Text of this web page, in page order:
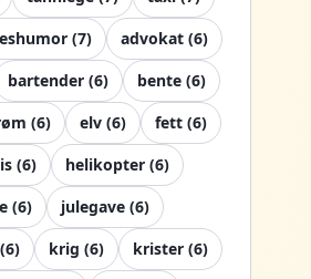
(7) advokat (6)
bartender (6) bente (6)
(6) elv (6) fett (6)
(6) helikopter (6)
(6) julegave (6)
(6) krig (6) krister (6)